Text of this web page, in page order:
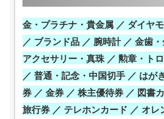
金・プラチナ・貴金属 ／ ダイヤ
／ ブランド品 ／ 腕時計 ／ 金歯
アクセサリー・真珠 ／ 勲章・ト
／ 普通・記念・中国切手 ／ はが
券 ／ 金券 ／ 株主優待券 ／ 図書
旅行券 ／ テレホンカード ／ オレ